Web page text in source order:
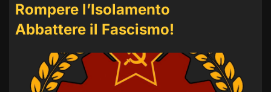
Rompere l’Isolamento
Abbattere il Fascismo!